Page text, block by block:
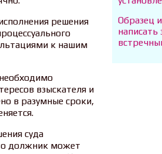
решения
к нашим
взыскателя и
в разумные сроки,
суда
должник может
Образец
написать